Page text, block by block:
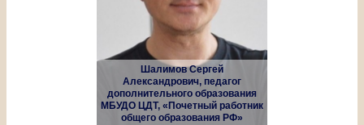
Шалимов Сергей
Александрович, педагог
дополнительного образования
МБУДО ЦДТ, «Почетный работник
общего образования РФ»